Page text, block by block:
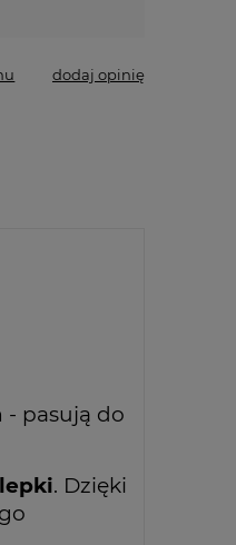
dodaj opinię
- pasują do
. Dzięki